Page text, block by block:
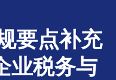
要点补充
业税务与